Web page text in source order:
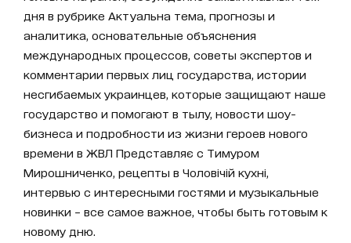
дня в рубрике Актуальна тема, прогнозы и
аналитика, основательные объяснения
международных процессов, советы экспертов и
комментарии первых лиц государства, истории
несгибаемых украинцев, которые защищают наше
государство и помогают в тылу, новости шоу-
бизнеса и подробности из жизни героев нового
времени в ЖВЛ Представляє с Тимуром
Мирошниченко, рецепты в Чоловічій кухні,
интервью с интересными гостями и музыкальные
новинки – все самое важное, чтобы быть готовым к
новому дню.